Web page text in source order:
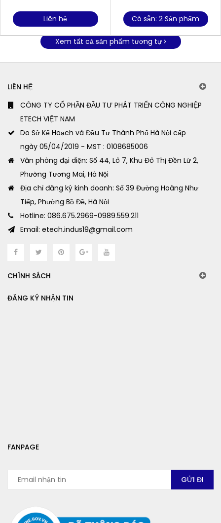
Liên hệ Có sẵn: 2 Sản phẩm
Xem tất cả sản phẩm tương tự
LIÊN HỆ
CÔNG TY CỔ PHẦN ĐẦU TƯ PHÁT TRIỂN CÔNG NGHIỆP
ETECH VIỆT NAM
Do Sở Kế Hoạch và Đầu Tư Thành Phố Hà Nội cấp
ngày 05/04/2019 - MST : 0108685006
Văn phòng đại diện: Số 44, Lô 7, Khu Đô Thị Đền Lừ 2,
Phường Tương Mai, Hà Nội
Địa chỉ đăng ký kinh doanh: Số 39 Đường Hoàng Như
Tiếp, Phường Bồ Đề, Hà Nội
Hotline: 086.675.2969-0989.559.211
Email: etech.indus19@gmail.com
CHÍNH SÁCH
ĐĂNG KÝ NHẬN TIN
FANPAGE